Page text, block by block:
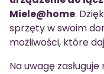
Miele@home.
sprzęty w swoim
możliwości, które
Na uwagę zasługuje